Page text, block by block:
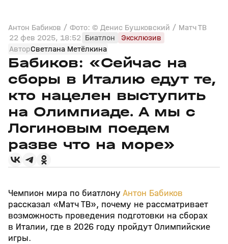
Антон Бабиков / Фото: © Денис Бушковский / Матч ТВ
22 фев 2025, 18:52 Биатлон
Эксклюзив
АвторСветлана Метёлкина
Бабиков: «Сейчас на
сборы в Италию едут те,
кто нацелен выступить
на Олимпиаде. А мы с
Логиновым поедем
разве что на море»
Чемпион мира по биатлону Антон Бабиков
рассказал «Матч ТВ», почему не рассматривает
возможность проведения подготовки на сборах
в Италии, где в 2026 году пройдут Олимпийские
игры.